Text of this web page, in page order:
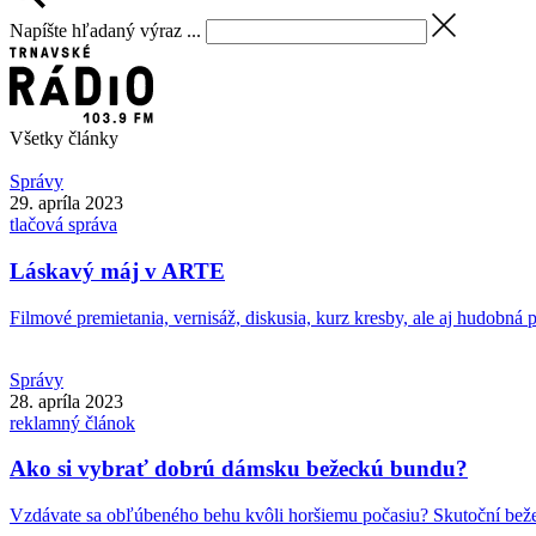
Napíšte hľadaný výraz ...
Všetky články
Správy
29. apríla 2023
tlačová správa
Láskavý máj v ARTE
Filmové premietania, vernisáž, diskusia, kurz kresby, ale aj hudobná
Správy
28. apríla 2023
reklamný článok
Ako si vybrať dobrú dámsku bežeckú bundu?
Vzdávate sa obľúbeného behu kvôli horšiemu počasiu? Skutoční